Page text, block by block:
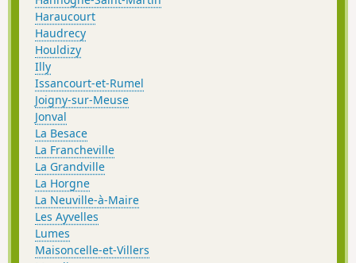
Haraucourt
Haudrecy
Houldizy
Illy
Issancourt-et-Rumel
Joigny-sur-Meuse
Jonval
La Besace
La Francheville
La Grandville
La Horgne
La Neuville-à-Maire
Les Ayvelles
Lumes
Maisoncelle-et-Villers